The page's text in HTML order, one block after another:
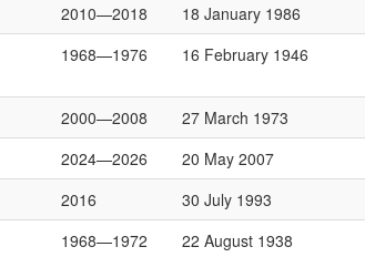
2010—2018 18 January 1986
1968—1976 16 February 1946
2000—2008 27 March 1973
2024—2026 20 May 2007
2016 30 July 1993
1968—1972 22 August 1938